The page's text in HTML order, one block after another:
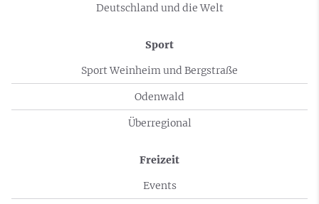
Deutschland und die Welt
Sport
Sport Weinheim und Bergstraße
Odenwald
Überregional
Freizeit
Events